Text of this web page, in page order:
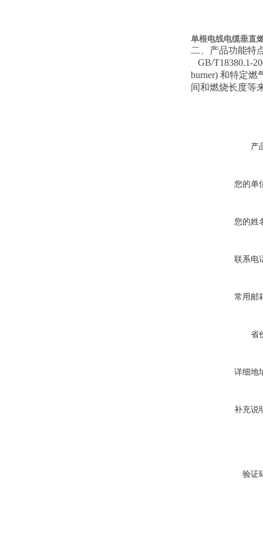
单根电线电缆垂直
二、 产品功能特
GB/T18380.1-
burner) 和特定
间和燃烧长度等
产
您的单
您的姓
联系电
常用邮
省
详细地
补充说
验证